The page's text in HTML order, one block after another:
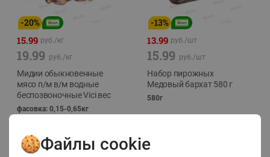
-20%
15.99 руб./кг
19.99 руб./кг
Мидии обыкновенные
мясо п/м в/м водные
беспозвоночные Vici вес
фасовка: 0,15-0,65кг
-13%
13.99 руб./шт
15.99 руб./шт
Набор пирожных
Медовый бархат 580 г
580г
Файлы cookie